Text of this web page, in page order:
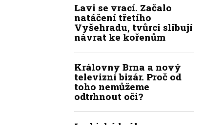
Lavi se vrací. Začalo
natáčení třetího
Vyšehradu, tvůrci slibují
návrat ke kořenům
Královny Brna a nový
televizní bizár. Proč od
toho nemůžeme
odtrhnout oči?